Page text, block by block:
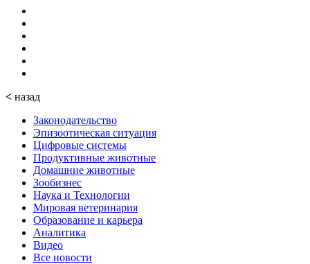
< назад
Законодательство
Эпизоотическая ситуация
Цифровые системы
Продуктивные животные
Домашние животные
Зообизнес
Наука и Технологии
Мировая ветеринария
Образование и карьера
Аналитика
Видео
Все новости